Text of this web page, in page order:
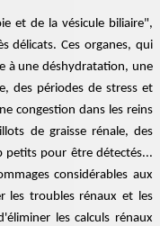
et de la vésicule biliaire",
délicats. Ces organes, qui
à une déshydratation, une
des périodes de stress et
congestion dans les reins
de graisse rénale, des
petits pour être détectés...
considérables aux
les troubles rénaux et les
les calculs rénaux